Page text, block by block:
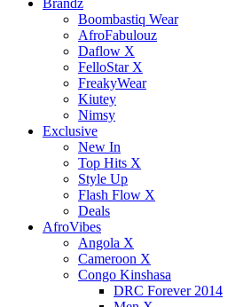
Brandz
Boombastiq Wear
AfroFabulouz
Daflow X
FelloStar X
FreakyWear
Kiutey
Nimsy
Exclusive
New In
Top Hits X
Style Up
Flash Flow X
Deals
AfroVibes
Angola X
Cameroon X
Congo Kinshasa
DRC Forever 2014